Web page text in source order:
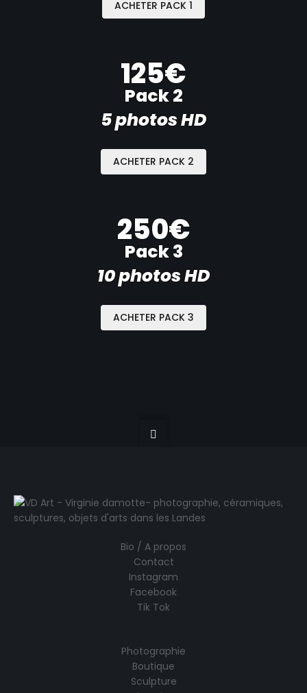
ACHETER PACK 1
125€
Pack 2
5 photos HD
ACHETER PACK 2
250€
Pack 3
10 photos HD
ACHETER PACK 3
Bio / A propos
Contact
Instagram
Facebook
Tik Tok
Photographie
Boutique
Sculpture